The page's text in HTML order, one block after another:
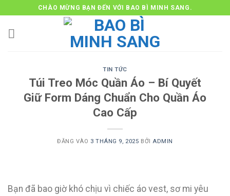
qua
nội
CHÀO MỪNG BẠN ĐẾN VỚI BAO BÌ MINH SANG.
TIN TỨC
Túi Treo Móc Quần Áo – Bí Quyết
Giữ Form Dáng Chuẩn Cho Quần Áo
Cao Cấp
ĐĂNG VÀO 3 THÁNG 9, 2025 BỞI ADMIN
Bạn đã bao giờ khó chịu vì chiếc áo vest, sơ mi yêu